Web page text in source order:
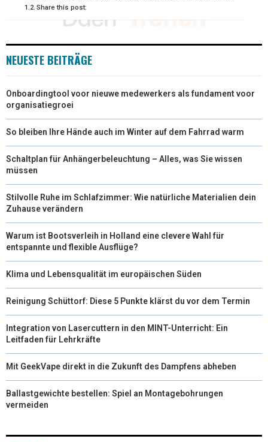
R
Share this post:
NEUESTE BEITRÄGE
Onboardingtool voor nieuwe medewerkers als fundament voor
organisatiegroei
So bleiben Ihre Hände auch im Winter auf dem Fahrrad warm
Schaltplan für Anhängerbeleuchtung – Alles, was Sie wissen
müssen
Stilvolle Ruhe im Schlafzimmer: Wie natürliche Materialien dein
Zuhause verändern
Warum ist Bootsverleih in Holland eine clevere Wahl für
entspannte und flexible Ausflüge?
Klima und Lebensqualität im europäischen Süden
Reinigung Schüttorf: Diese 5 Punkte klärst du vor dem Termin
Integration von Lasercuttern in den MINT-Unterricht: Ein
Leitfaden für Lehrkräfte
Mit GeekVape direkt in die Zukunft des Dampfens abheben
Ballastgewichte bestellen: Spiel an Montagebohrungen
vermeiden